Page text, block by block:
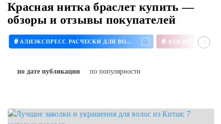
Красная нитка браслет купить —
обзоры и отзывы покупателей
# АЛИЭКСПРЕСС РАСЧЕСКИ ДЛЯ ВОЛОС #
по дате публикации по популярности